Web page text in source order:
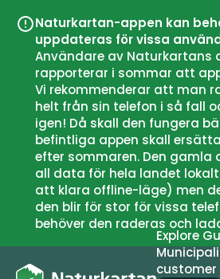
Naturkartan-appen kan
uppdateras för vissa
Användare av Naturkartans
rapporterar i sommar att
Vi rekommenderar att man
helt från sin telefon i så fall
igen! Då skall den fungera
befintliga appen skall
efter sommaren. Den gamla
all data för hela landet
att klara offline-läge) men
den blir för stor för vissa
behöver den raderas och
Explore
customer